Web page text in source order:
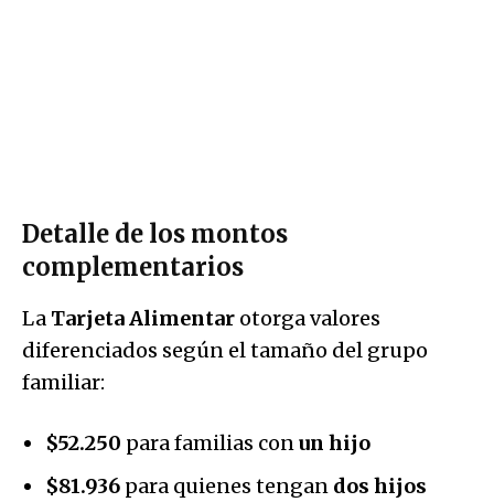
Detalle de los montos
complementarios
La Tarjeta Alimentar otorga valores
diferenciados según el tamaño del grupo
familiar:
$52.250 para familias conun hijo
$81.936 para quienes tengan dos hijos